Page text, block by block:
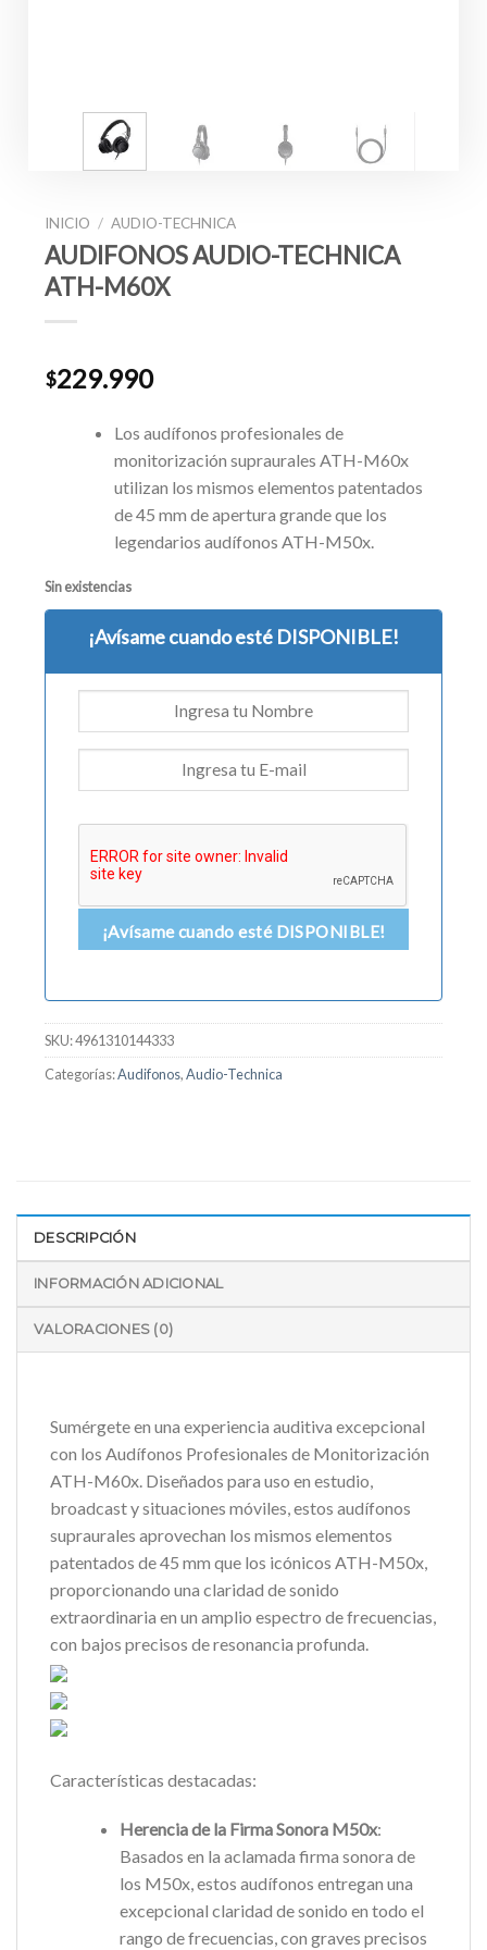
INICIO / AUDIO-TECHNICA
AUDIFONOS AUDIO-TECHNICA
ATH-M60X
$229.990
Los audífonos profesionales de
monitorización supraurales ATH-M60x
utilizan los mismos elementos patentados
de 45 mm de apertura grande que los
legendarios audífonos ATH-M50x.
Sin existencias
¡Avísame cuando esté DISPONIBLE!
¡Avísame cuando esté DISPONIBLE!
SKU:4961310144333
Categorías:Audifonos,Audio-Technica
DESCRIPCIÓN
INFORMACIÓN ADICIONAL
VALORACIONES (0)
Sumérgete en una experiencia auditiva excepcional
con los Audífonos Profesionales de Monitorización
ATH-M60x. Diseñados para uso en estudio,
broadcast y situaciones móviles, estos audífonos
supraurales aprovechan los mismos elementos
patentados de 45 mm que los icónicos ATH-M50x,
proporcionando una claridad de sonido
extraordinaria en un amplio espectro de frecuencias,
con bajos precisos de resonancia profunda.
Características destacadas:
Herencia de la Firma Sonora M50x:
Basados en la aclamada firma sonora de
los M50x, estos audífonos entregan una
excepcional claridad de sonido en todo el
rango de frecuencias, con graves precisos